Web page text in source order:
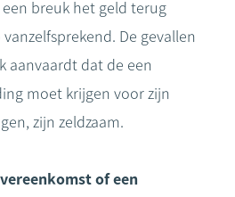
breuk het geld terug
De gevallen
aanvaardt dat de een
moet krijgen voor zijn
zijn zeldzaam.
of een